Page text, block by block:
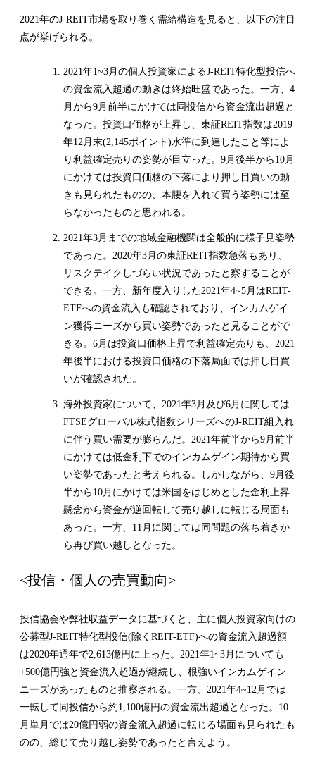
2021年のJ-REIT市場を取り巻く需給構造を見ると、以下の注目
点が挙げられる。
2021年1~3月の個人投資家によるJ-REIT特化型投信へ
の資金流入超過の動きは終始旺盛であった。一方、4
月から9月前半にかけては同投信から資金流出超過と
なった。投資口価格が上昇し、東証REIT指数は2019
年12月末(2,145ポイント)水準に到達したこと等によ
り利益確定売りの姿勢が目立った。9月後半から10月
にかけては投資口価格の下落により押し目買いの動
きも見られたものの、本腰を入れて買う姿勢には至
らなかったものと思われる。
2021年3月までの地域金融機関は全般的に様子見姿勢
であった。2020年3月の東証REIT指数急落もあり、
リスクテイクしづらい状況であったと察することが
できる。一方、新年度入りした2021年4~5月はREIT-
ETFへの資金流入も確認されており、インカムゲイ
ン獲得ニーズから買い姿勢であったと見ることがで
きる。6月は投資口価格上昇で利益確定売りも、2021
年後半における投資口価格の下落局面では押し目買
いが確認された。
海外投資家について、2021年3月及び6月に関しては
FTSEグローバル株式指数シリーズへのJ-REIT組入れ
に伴う買い需要が膨らんだ。2021年前半から9月前半
にかけては低金利下でのインカムゲイン期待から買
い姿勢であったと考えられる。しかしながら、9月後
半から10月にかけては米国をはじめとした金利上昇
懸念から資金が逆回転して売り越しに転じる局面も
あった。一方、11月に関しては同問題の落ち着きか
ら再び買い越しとなった。
<投信・個人の売買動向>
投信協会や弊社収益データに基づくと、主に個人投資家向けの
公募型J-REIT特化型投信(除くREIT-ETF)への資金流入超過額
は2020年通年で2,613億円に上った。2021年1~3月についても
+500億円強と資金流入超過が継続し、根強いインカムゲイン
ニーズがあったものと推察される。一方、2021年4~12月では
一転して同投信から約1,100億円の資金流出超過となった。10
月単月では20億円弱の資金流入超過に転じる場面も見られたも
のの、総じて売り越し姿勢であったと言えよう。